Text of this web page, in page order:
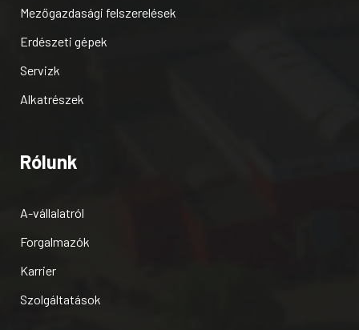
Mezőgazdasági felszerelések
Erdészeti gépek
Servizk
Alkatrészek
Rólunk
A-vállalatról
Forgalmazók
Karrier
Szolgáltatások